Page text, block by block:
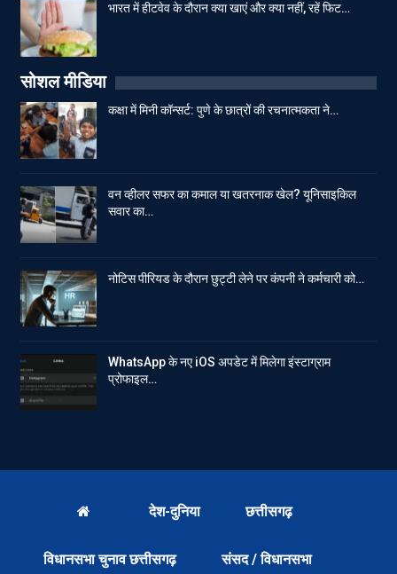
भारत में हीटवेव के दौरान क्या खाएं और क्या नहीं, रहें फिट…
सोशल मीडिया
कक्षा में मिनी कॉन्सर्ट: पुणे के छात्रों की रचनात्मकता ने…
वन व्हीलर सफर का कमाल या खतरनाक खेल? यूनिसाइकिल
सवार का…
नोटिस पीरियड के दौरान छुट्टी लेने पर कंपनी ने कर्मचारी को…
WhatsApp के नए iOS अपडेट में मिलेगा इंस्टाग्राम
प्रोफाइल…
देश-दुनिया छत्तीसगढ़
विधानसभा चुनाव छत्तीसगढ़ संसद / विधानसभा